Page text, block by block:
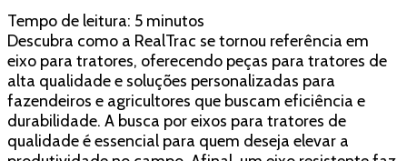
para
tratores
da
RealTrac:
autoridade
máxima
no
Tempo de leitura: 5 minutos
Descubra como a RealTrac se tornou referência em
eixo para tratores, oferecendo peças para tratores de
alta qualidade e soluções personalizadas para
fazendeiros e agricultores que buscam eficiência e
durabilidade. A busca por eixos para tratores de
qualidade é essencial para quem deseja elevar a